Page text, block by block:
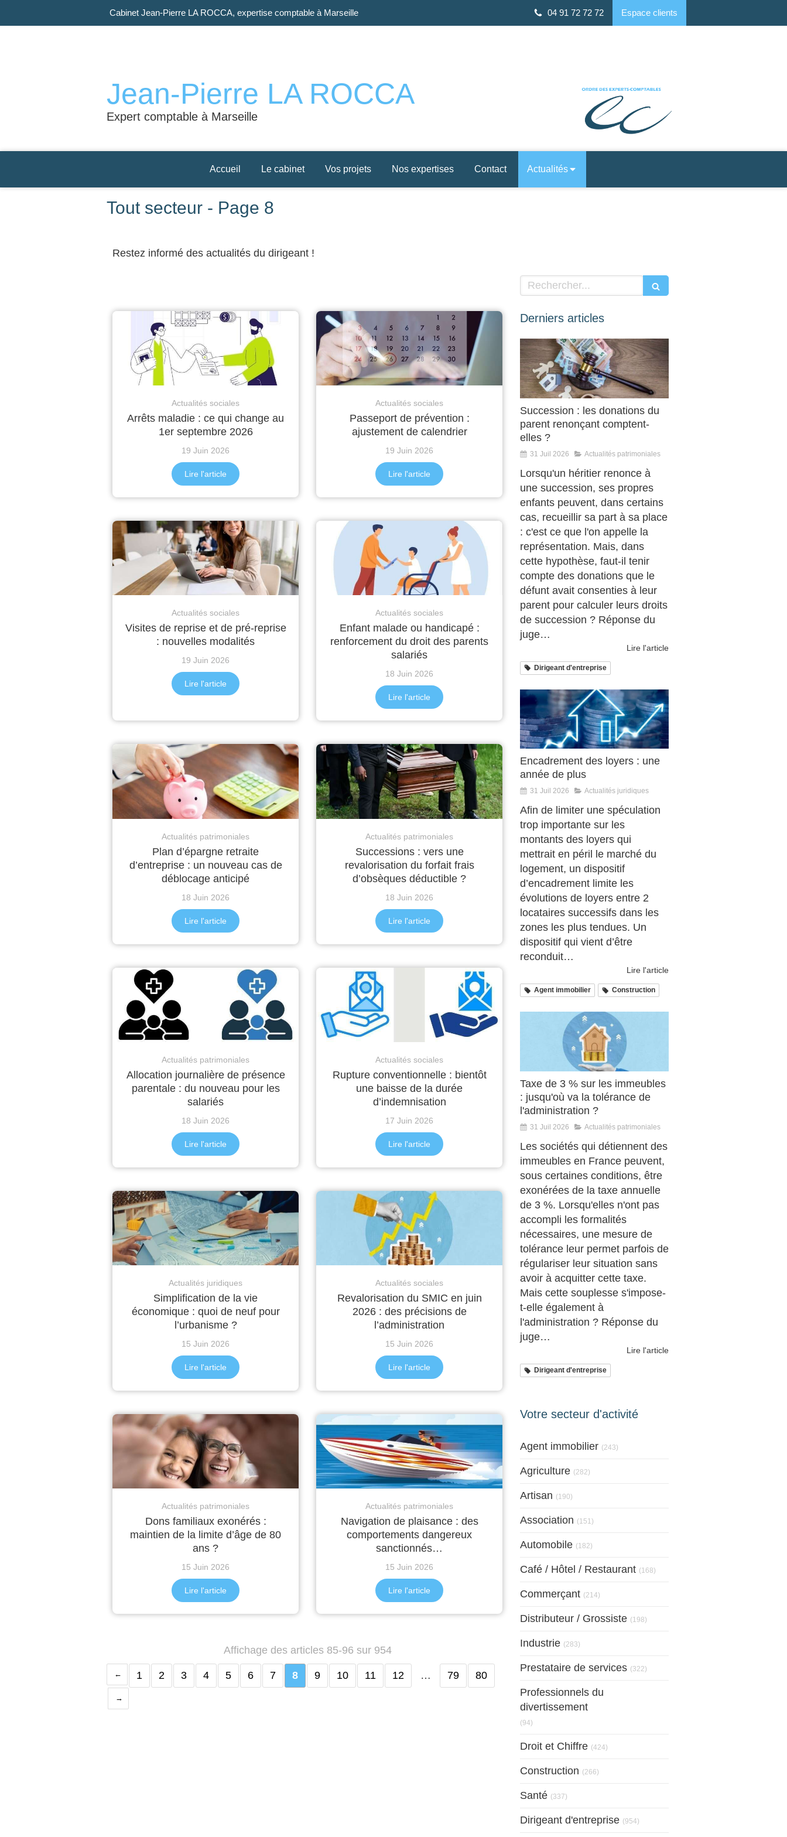
Cabinet Jean-Pierre LA ROCCA, expertise comptable à Marseille Espace clients
04 91 72 72 72
Jean-Pierre LA ROCCA
Expert comptable à Marseille
Accueil Le cabinet Vos projets Nos expertises Contact Actualités
Tout secteur - Page 8
Restez informé des actualités du dirigeant !
Actualités sociales
Arrêts maladie : ce qui change au
1er septembre 2026
19 Juin 2026
Lire l'article
Actualités sociales
Passeport de prévention :
ajustement de calendrier
19 Juin 2026
Lire l'article
Actualités sociales
Visites de reprise et de pré-reprise
: nouvelles modalités
19 Juin 2026
Lire l'article
Actualités sociales
Enfant malade ou handicapé :
renforcement du droit des parents
salariés
18 Juin 2026
Lire l'article
Actualités patrimoniales
Plan d’épargne retraite
d’entreprise : un nouveau cas de
déblocage anticipé
18 Juin 2026
Lire l'article
Actualités patrimoniales
Successions : vers une
revalorisation du forfait frais
d’obsèques déductible ?
18 Juin 2026
Lire l'article
Actualités patrimoniales
Allocation journalière de présence
parentale : du nouveau pour les
salariés
18 Juin 2026
Lire l'article
Actualités sociales
Rupture conventionnelle : bientôt
une baisse de la durée
d’indemnisation
17 Juin 2026
Lire l'article
Actualités juridiques
Simplification de la vie
économique : quoi de neuf pour
l’urbanisme ?
15 Juin 2026
Lire l'article
Actualités sociales
Revalorisation du SMIC en juin
2026 : des précisions de
l’administration
15 Juin 2026
Lire l'article
Actualités patrimoniales
Dons familiaux exonérés :
maintien de la limite d’âge de 80
ans ?
15 Juin 2026
Lire l'article
Actualités patrimoniales
Navigation de plaisance : des
comportements dangereux
sanctionnés…
15 Juin 2026
Lire l'article
Affichage des articles 85-96 sur 954
1 2 3 4 5 6 7 8 9 10 11 12 … 79 80
Rechercher
Derniers articles
Succession : les donations du
parent renonçant comptent-
elles ?
31 Juil 2026 Actualités patrimoniales
Lorsqu'un héritier renonce à
une succession, ses propres
enfants peuvent, dans certains
cas, recueillir sa part à sa place
: c'est ce que l'on appelle la
représentation. Mais, dans
cette hypothèse, faut-il tenir
compte des donations que le
défunt avait consenties à leur
parent pour calculer leurs droits
de succession ? Réponse du
juge…
Lire l'article
Dirigeant d'entreprise
Encadrement des loyers : une
année de plus
31 Juil 2026 Actualités juridiques
Afin de limiter une spéculation
trop importante sur les
montants des loyers qui
mettrait en péril le marché du
logement, un dispositif
d’encadrement limite les
évolutions de loyers entre 2
locataires successifs dans les
zones les plus tendues. Un
dispositif qui vient d’être
reconduit…
Lire l'article
Agent immobilier Construction
Taxe de 3 % sur les immeubles
: jusqu'où va la tolérance de
l'administration ?
31 Juil 2026 Actualités patrimoniales
Les sociétés qui détiennent des
immeubles en France peuvent,
sous certaines conditions, être
exonérées de la taxe annuelle
de 3 %. Lorsqu'elles n'ont pas
accompli les formalités
nécessaires, une mesure de
tolérance leur permet parfois de
régulariser leur situation sans
avoir à acquitter cette taxe.
Mais cette souplesse s'impose-
t-elle également à
l'administration ? Réponse du
juge…
Lire l'article
Dirigeant d'entreprise
Votre secteur d'activité
Agent immobilier (243)
Agriculture (282)
Artisan (190)
Association (151)
Automobile (182)
Café / Hôtel / Restaurant (168)
Commerçant (214)
Distributeur / Grossiste (198)
Industrie (283)
Prestataire de services (322)
Professionnels du
divertissement
(94)
Droit et Chiffre (424)
Construction (266)
Santé (337)
Dirigeant d'entreprise (954)